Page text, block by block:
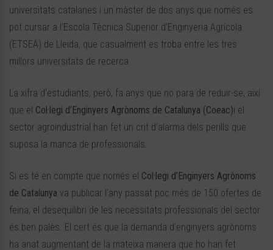
universitats catalanes i un màster de dos anys que només es
pot cursar a l’Escola Tècnica Superior d’Enginyeria Agrícola
(ETSEA) de Lleida, que casualment es troba entre les tres
millors universitats de recerca.
La xifra d’estudiants, però, fa anys que no para de reduir-se, així
que el Col·legi d’Enginyers Agrònoms de Catalunya (Coeac)i el
sector agroindustrial han fet un crit d’alarma dels perills que
suposa la manca de professionals.
Si es té en compte que només el Col·legi d’Enginyers Agrònoms
de Catalunya va publicar l’any passat poc més de 150 ofertes de
feina, el desequilibri de les necessitats professionals del sector
és ben palès. El cert és que la demanda d’enginyers agrònoms
ha anat augmentant de la mateixa manera que ho han fet